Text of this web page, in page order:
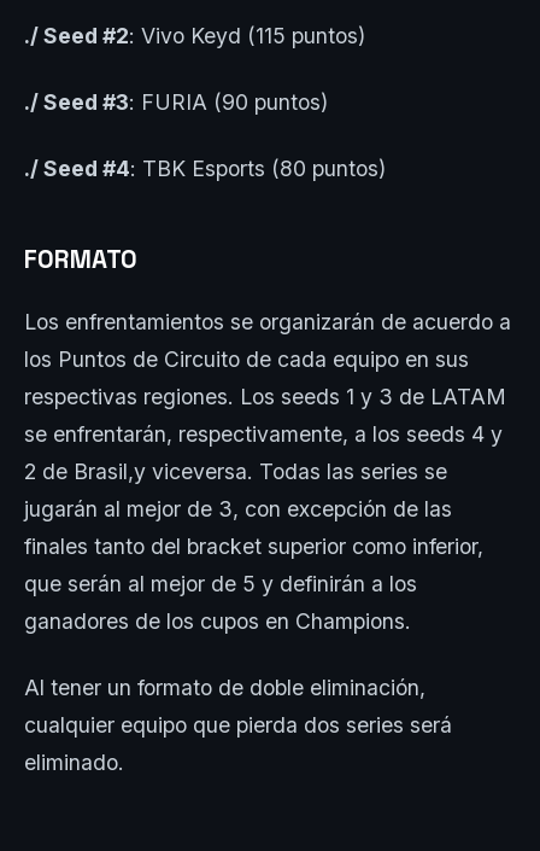
./ Seed #2: Vivo Keyd (115 puntos)
./ Seed #3: FURIA (90 puntos)
./ Seed #4: TBK Esports (80 puntos)
FORMATO
Los enfrentamientos se organizarán de acuerdo a
los Puntos de Circuito de cada equipo en sus
respectivas regiones. Los seeds 1 y 3 de LATAM
se enfrentarán, respectivamente, a los seeds 4 y
2 de Brasil,y viceversa. Todas las series se
jugarán al mejor de 3, con excepción de las
finales tanto del bracket superior como inferior,
que serán al mejor de 5 y definirán a los
ganadores de los cupos en Champions.
Al tener un formato de doble eliminación,
cualquier equipo que pierda dos series será
eliminado.